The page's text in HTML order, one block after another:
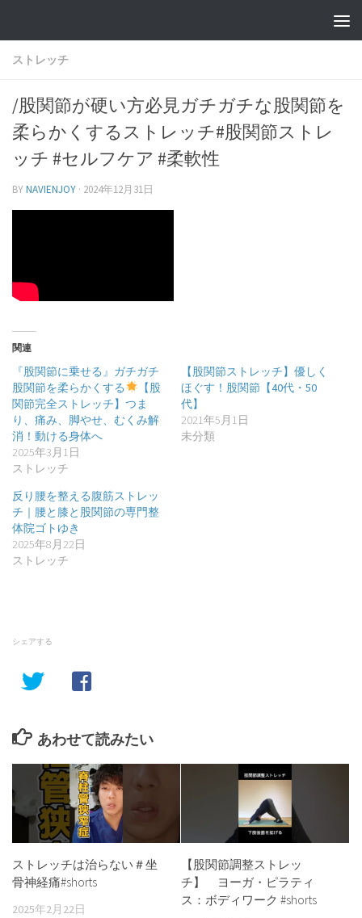
ストレッチ
/股関節が硬い方必見ガチガチな股関節を
柔らかくするストレッチ#股関節ストレ
ッチ #セルフケア #柔軟性
BYNAVIENJOY · 2024年12月31日
関連
『股関節に乗せる』ガチガチ
股関節を柔らかくする
【股
関節完全ストレッチ】つま
り、痛み、脚やせ、むくみ解
消！動ける身体へ
2025年3月1日
ストレッチ
【股関節ストレッチ】優しく
ほぐす！股関節【40代・50
代】
2021年5月1日
未分類
反り腰を整える腹筋ストレッ
チ｜腰と膝と股関節の専門整
体院ゴトゆき
2025年8月22日
ストレッチ
シェアする
あわせて読みたい
ストレッチは治らない＃坐
骨神経痛#shorts
2025年2月22日
【股関節調整ストレッ
チ】 ヨーガ・ピラティ
ス：ボディワーク #shorts